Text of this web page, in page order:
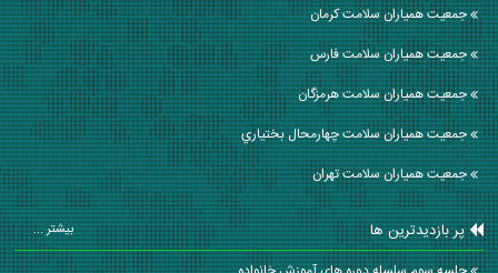
جمعیت همیاران سلامت كرمان
جمعیت همیاران سلامت فارس
جمعیت همیاران سلامت هرمزگان
جمعیت همیاران سلامت چهارمحال بختياري
جمعیت همیاران سلامت تهران
پر بازدیدترین ها بیشتر ...